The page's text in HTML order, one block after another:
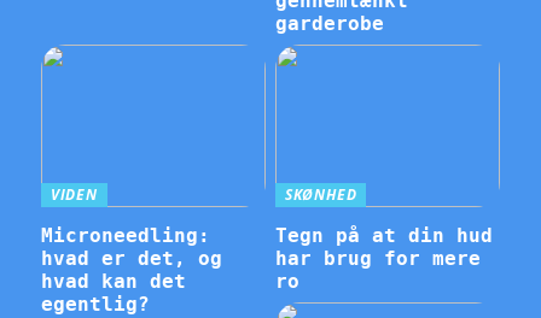
garderobe
VIDEN
Microneedling:
hvad er det, og
hvad kan det
egentlig?
SKØNHED
Tegn på at din hud
har brug for mere
ro